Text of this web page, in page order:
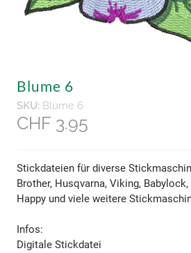
Blume 6
SKU: Blume 6
CHF 3.95
Stickdateien für diverse
Brother, Husqvarna, Viking,
Happy und viele weitere
​Infos:
Digitale Stickdatei